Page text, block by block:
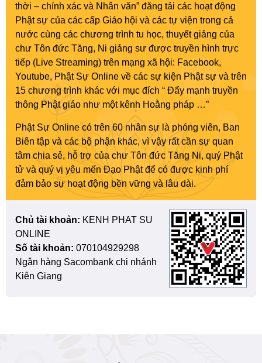
thời – chính xác và Nhân văn” đăng tải các hoạt động
Phật sự của các cấp Giáo hội và các tự viện trong cả
nước cùng các chương trình tu học, thuyết giảng của
chư Tôn đức Tăng, Ni giảng sư được truyền hình trực
tiếp (Live Streaming) trên mạng xã hội: Facebook,
Youtube, Phật Sự Online về các sự kiện Phật sự và trên
15 chương trình khác với mục đích “ Đẩy mạnh truyền
thông Phật giáo như một kênh Hoằng pháp …”
Phật Sự Online có trên 60 nhân sự là phóng viên, Ban
Biên tập và các bộ phận khác, vì vậy rất cần sự quan
tâm chia sẻ, hỗ trợ của chư Tôn đức Tăng Ni, quý Phật
tử và quý vị yêu mến Đạo Phật để có được kinh phí
đảm bảo sự hoạt động bền vững và lâu dài.
Chủ tài khoản: KENH PHAT SU
ONLINE
Số tài khoản: 070104929298
Ngân hàng Sacombank chi nhánh
Kiên Giang